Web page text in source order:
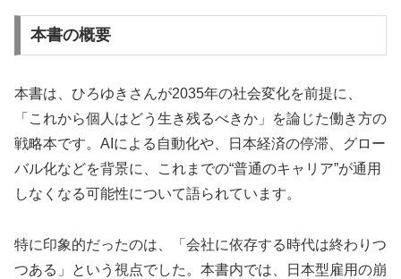
本書の概要
本書は、ひろゆきさんが2035年の社会変化を前提に、
「これから個人はどう生き残るべきか」を論じた働き方の
戦略本です。AIによる自動化や、日本経済の停滞、グロー
バル化などを背景に、これまでの“普通のキャリア”が通用
しなくなる可能性について語られています。
特に印象的だったのは、「会社に依存する時代は終わりつ
つある」という視点でした。本書内では、日本型雇用の崩